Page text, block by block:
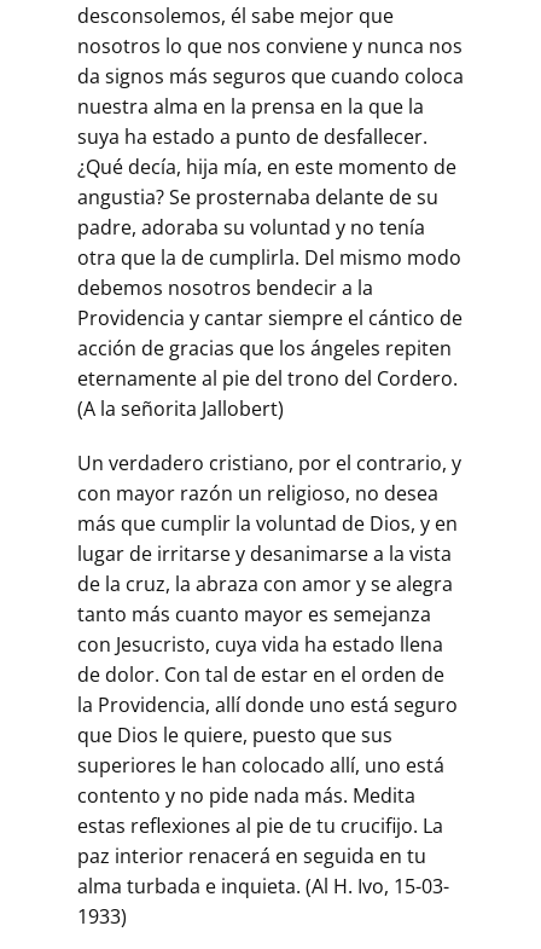
desconsolemos, él sabe mejor que
nosotros lo que nos conviene y nunca nos
da signos más seguros que cuando coloca
nuestra alma en la prensa en la que la
suya ha estado a punto de desfallecer.
¿Qué decía, hija mía, en este momento de
angustia? Se prosternaba delante de su
padre, adoraba su voluntad y no tenía
otra que la de cumplirla. Del mismo modo
debemos nosotros bendecir a la
Providencia y cantar siempre el cántico de
acción de gracias que los ángeles repiten
eternamente al pie del trono del Cordero.
(A la señorita Jallobert)
Un verdadero cristiano, por el contrario, y
con mayor razón un religioso, no desea
más que cumplir la voluntad de Dios, y en
lugar de irritarse y desanimarse a la vista
de la cruz, la abraza con amor y se alegra
tanto más cuanto mayor es semejanza
con Jesucristo, cuya vida ha estado llena
de dolor. Con tal de estar en el orden de
la Providencia, allí donde uno está seguro
que Dios le quiere, puesto que sus
superiores le han colocado allí, uno está
contento y no pide nada más. Medita
estas reflexiones al pie de tu crucifijo. La
paz interior renacerá en seguida en tu
alma turbada e inquieta. (Al H. Ivo, 15-03-
1933)